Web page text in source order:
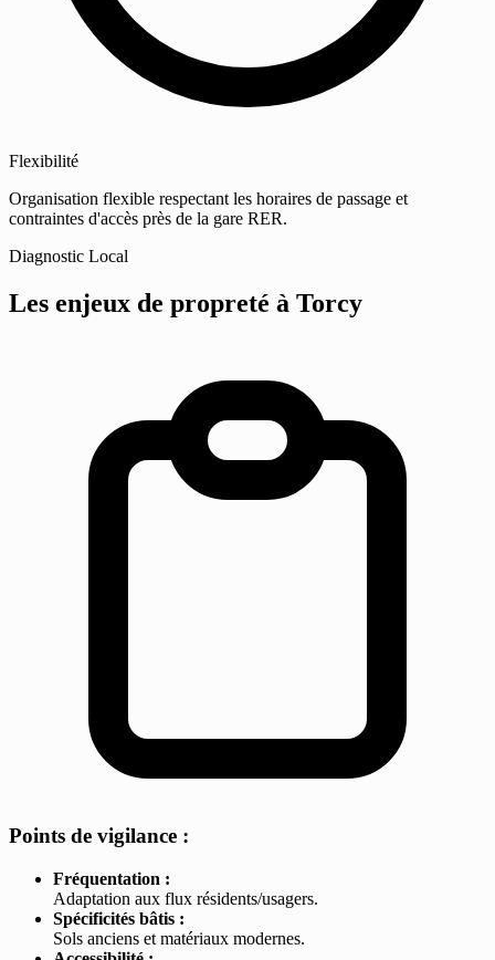
Flexibilité
Organisation flexible respectant les horaires de passage et
contraintes d'accès près de la gare RER.
Diagnostic Local
Les enjeux de propreté à Torcy
Points de vigilance :
Fréquentation :
Adaptation aux flux résidents/usagers.
Spécificités bâtis :
Sols anciens et matériaux modernes.